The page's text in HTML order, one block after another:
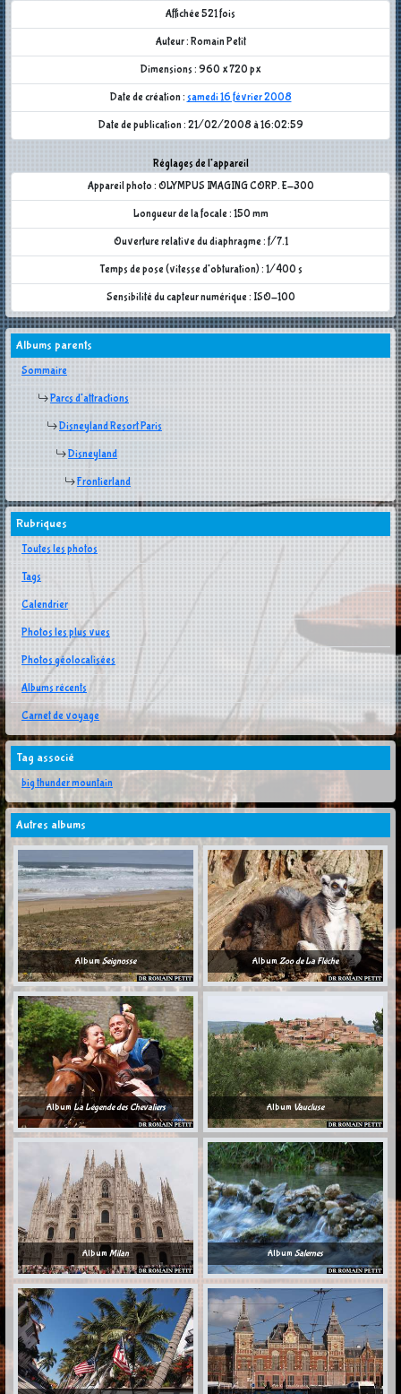
Affichée 521 fois
Auteur : Romain Petit
Dimensions : 960 x 720 px
Date de création : samedi 16 février 2008
Date de publication : 21/02/2008 à 16:02:59
Réglages de l'appareil
Appareil photo : OLYMPUS IMAGING CORP. E-300
Longueur de la focale : 150 mm
Ouverture relative du diaphragme : f/7.1
Temps de pose (vitesse d'obturation) : 1/400 s
Sensibilité du capteur numérique : ISO-100
Albums parents
Sommaire
Parcs d'attractions
Disneyland Resort Paris
Disneyland
Frontierland
Rubriques
Toutes les photos
Tags
Calendrier
Photos les plus vues
Photos géolocalisées
Albums récents
Carnet de voyage
Tag associé
big thunder mountain
Autres albums
AlbumSeignosse AlbumZoo de La Flèche
Album La Légende des Chevaliers Album Vaucluse
Album Milan Album Salernes